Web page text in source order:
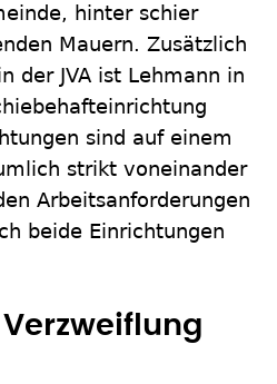
hinter schier
Mauern. Zusätzlich
der JVA ist Lehmann in
sind auf einem
strikt voneinander
Arbeitsanforderungen
beide Einrichtungen